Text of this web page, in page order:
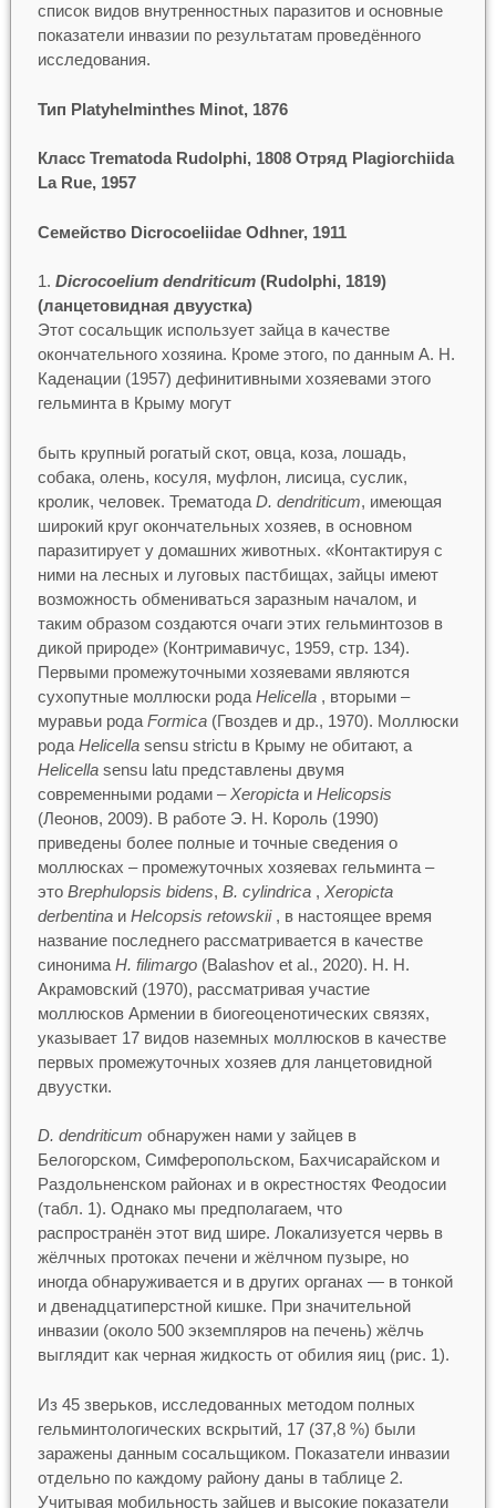
список видов внутренностных паразитов и основные
показатели инвазии по результатам проведённого
исследования.
Тип Platyhelminthes Minot, 1876
Класс Trematoda Rudolphi, 1808 Отряд Plagiorchiida
La Rue, 1957
Семейство Dicrocoeliidae Odhner, 1911
Dicrocoelium dendriticum (Rudolphi, 1819)
(ланцетовидная двуустка)
Этот сосальщик использует зайца в качестве
окончательного хозяина. Кроме этого, по данным А. Н.
Каденации (1957) дефинитивными хозяевами этого
гельминта в Крыму могут
быть крупный рогатый скот, овца, коза, лошадь,
собака, олень, косуля, муфлон, лисица, суслик,
кролик, человек. Трематода D. dendriticum, имеющая
широкий круг окончательных хозяев, в основном
паразитирует у домашних животных. «Контактируя с
ними на лесных и луговых пастбищах, зайцы имеют
возможность обмениваться заразным началом, и
таким образом создаются очаги этих гельминтозов в
дикой природе» (Контримавичус, 1959, стр. 134).
Первыми промежуточными хозяевами являются
сухопутные моллюски рода Helicella , вторыми –
муравьи рода Formica (Гвоздев и др., 1970). Моллюски
рода Helicella sensu strictu в Крыму не обитают, а
Helicella sensu latu представлены двумя
современными родами – Xeropicta и Helicopsis
(Леонов, 2009). В работе Э. Н. Король (1990)
приведены более полные и точные сведения о
моллюсках – промежуточных хозяевах гельминта –
это Brephulopsis bidens, B. cylindrica , Xeropicta
derbentina и Helcopsis retowskii , в настоящее время
название последнего рассматривается в качестве
синонима H. filimargo (Balashov et al., 2020). Н. Н.
Акрамовский (1970), рассматривая участие
моллюсков Армении в биогеоценотических связях,
указывает 17 видов наземных моллюсков в качестве
первых промежуточных хозяев для ланцетовидной
двуустки.
D. dendriticum обнаружен нами у зайцев в
Белогорском, Симферопольском, Бахчисарайском и
Раздольненском районах и в окрестностях Феодосии
(табл. 1). Однако мы предполагаем, что
распространён этот вид шире. Локализуется червь в
жёлчных протоках печени и жёлчном пузыре, но
иногда обнаруживается и в других органах — в тонкой
и двенадцатиперстной кишке. При значительной
инвазии (около 500 экземпляров на печень) жёлчь
выглядит как черная жидкость от обилия яиц (рис. 1).
Из 45 зверьков, исследованных методом полных
гельминтологических вскрытий, 17 (37,8 %) были
заражены данным сосальщиком. Показатели инвазии
отдельно по каждому району даны в таблице 2.
Учитывая мобильность зайцев и высокие показатели